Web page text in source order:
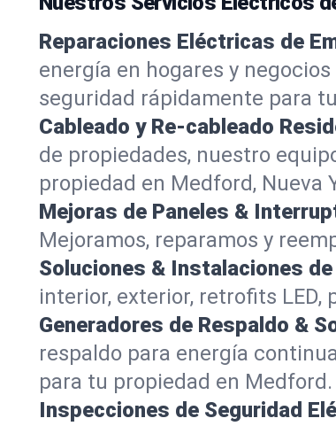
Reparaciones Eléctricas de
energía en hogares y
seguridad rápidamente para
Cableado y Re-cableado
de propiedades, nuestro
propiedad en Medford, Nueva
Mejoras de Paneles &
Mejoramos, reparamos y
Soluciones & Instalaciones
interior, exterior, retrofits
Generadores de Respaldo &
respaldo para energía
para tu propiedad en Medford.
Inspecciones de Seguridad